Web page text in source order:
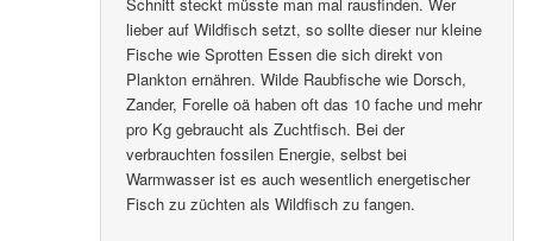
lieber auf Wildfisch setzt, so sollte dieser nur kleine
Fische wie Sprotten Essen die sich direkt von
Plankton ernähren. Wilde Raubfische wie Dorsch,
Zander, Forelle oä haben oft das 10 fache und mehr
pro Kg gebraucht als Zuchtfisch. Bei der
verbrauchten fossilen Energie, selbst bei
Warmwasser ist es auch wesentlich energetischer
Fisch zu züchten als Wildfisch zu fangen.